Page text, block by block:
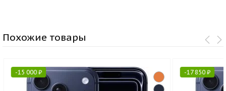
Похожие товары
-15 000₽ -17 850₽